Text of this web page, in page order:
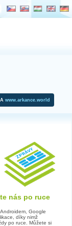
www.arkance.world
nás po ruce
Google
díky nimž
po ruce. Můžete si